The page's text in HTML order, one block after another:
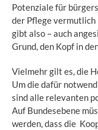
Potenziale für
der Pflege vermutlich
gibt also – auch
Grund, den Kopf in
Vielmehr gilt es, die
Um die dafür
sind alle relevanten
Auf Bundesebene
werden, dass die